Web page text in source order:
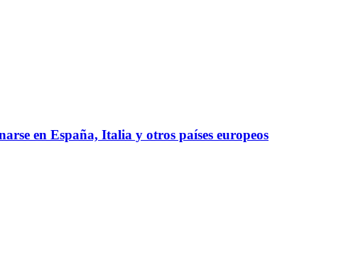
en España, Italia y otros países europeos